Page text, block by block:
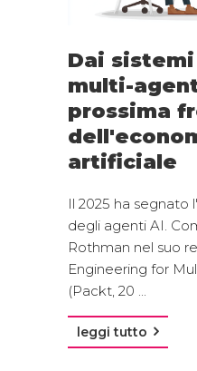
Dai
multi-
prossima
artificiale
Il 2025 ha segnato
degli agenti AI.
Rothman nel suo
Engineering for
(Packt, 20 ...
leggi tutto